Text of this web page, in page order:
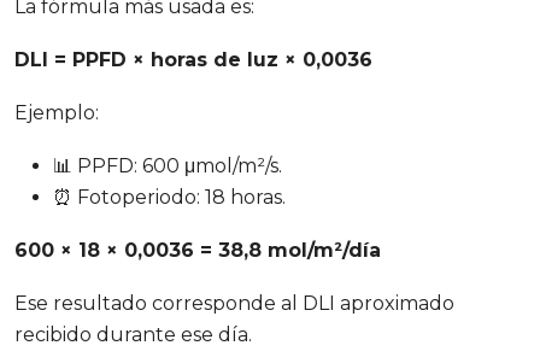
La fórmula más usada es:
DLI = PPFD × horas de luz × 0,0036
Ejemplo:
📊 PPFD: 600 μmol/m²/s.
⏰ Fotoperiodo: 18 horas.
600 × 18 × 0,0036 = 38,8 mol/m²/día
Ese resultado corresponde al DLI aproximado
recibido durante ese día.